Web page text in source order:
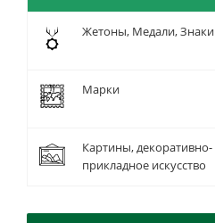
Жетоны, Медали, Знаки
Марки
Картины, декоративно-
прикладное искусство